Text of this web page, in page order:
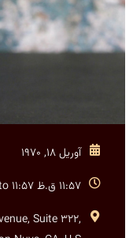
آوریل 18, 1970
11:57 ق.ظ to 11:57 ق.ظ
Suite 322,